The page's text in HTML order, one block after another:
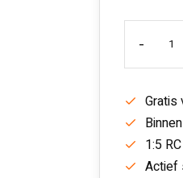
-
Gratis
1:5
Actief